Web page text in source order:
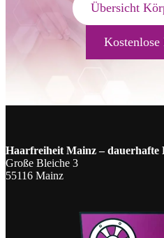
Übersicht
Kostenlose
Haarfreiheit Mainz – dauerhafte
Große Bleiche 3
55116 Mainz